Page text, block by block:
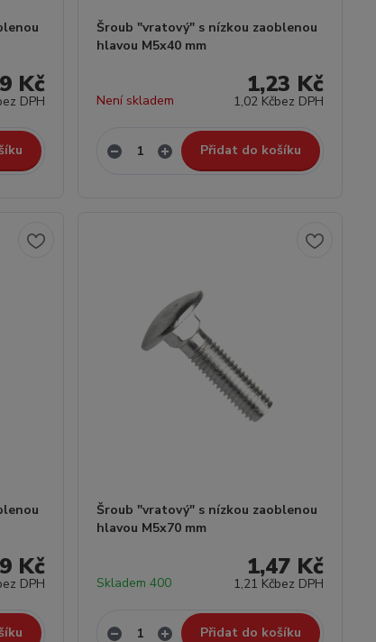
Kč
DPH
Šroub "vratový" s nízkou zaoblenou
hlavou M5x40 mm
1,23 Kč
1,02 Kčbez DPH
Není skladem
Přidat do košíku
Kč
DPH
Šroub "vratový" s nízkou zaoblenou
hlavou M5x70 mm
1,47 Kč
1,21 Kčbez DPH
Skladem 400
Přidat do košíku